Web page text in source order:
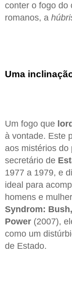
conter o fogo do
romanos, a
Uma
Um fogo que
à vontade. Este
aos mistérios do
secretário de
1977 a 1979, e
ideal para
homens e
Syndrom:
Power (2007),
como um
de Estado.